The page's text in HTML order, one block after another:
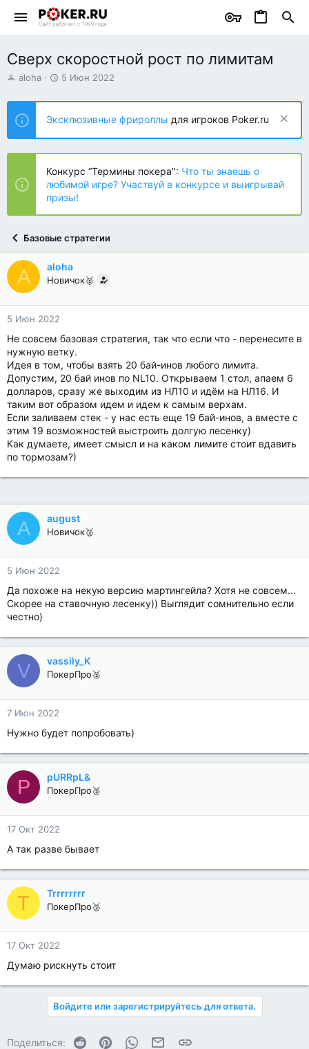
Сверх скоростной рост по лимитам
А
т
о
р
т
е
ы
aloha
Д
т
н
а
ч
л
а
5 Июн 2022
Эксклюзивные фрироллы для игроков Poker.ru
Конкурс “Термины покера": Что ты знаешь о
любимой игре? Участвуй в конкурсе и выигрывай
призы!
Базовые стратегии
A aloha
Новичок🥈
5 Июн 2022
Не совсем базовая стратегия, так что если что - перенесите в
нужную ветку.
Идея в том, чтобы взять 20 бай-инов любого лимита.
Допустим, 20 бай инов по NL10. Открываем 1 стол, апаем 6
долларов, сразу же выходим из НЛ10 и идём на НЛ16. И
таким вот образом идем и идем к самым верхам.
Если заливаем стек - у нас есть еще 19 бай-инов, а вместе с
этим 19 возможностей выстроить долгую лесенку)
Как думаете, имеет смысл и на каком лимите стоит вдавить
по тормозам?)
A august
Новичок🥈
5 Июн 2022
Да похоже на некую версию мартингейла? Хотя не совсем...
Скорее на ставочную лесенку)) Выглядит сомнительно если
честно)
V vassily_K
ПокерПро🥈
7 Июн 2022
Нужно будет попробовать)
P pURRpL&
ПокерПро🥈
17 Окт 2022
А так разве бывает
T Trrrrrrrr
ПокерПро🥈
17 Окт 2022
Думаю рискнуть стоит
Войдите или зарегистрируйтесь для ответа.
Поделиться: Reddit PinterestWhatsAppЭлектронная почта
Ссылка